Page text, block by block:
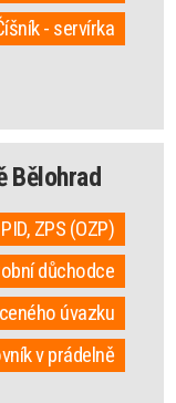
- servírka
Bělohrad
ZPS (OZP)
důchodce
úvazku
v prádelně